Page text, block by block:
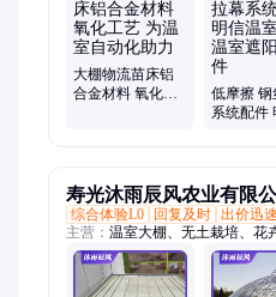
大棚物流苗床铝
合金材料 氧化工
低摩擦 钢
系统配件
寿光沐雨辰风农业有限
综合体验L0
回复及时 出价迅速
主营： 温室大棚、无土栽培、花